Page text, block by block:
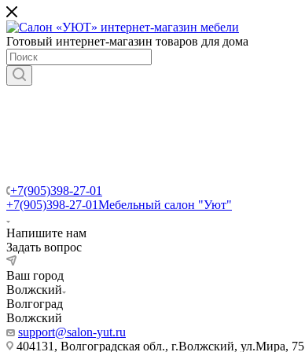
Готовый интернет-магазин товаров для дома
+7(905)398-27-01
+7(905)398-27-01Мебельный салон "Уют"
Напишите нам
Задать вопрос
Ваш город
Волжский
Волгоград
Волжский
support@salon-yut.ru
404131, Волгоградская обл., г.Волжский, ул.Мира, 75